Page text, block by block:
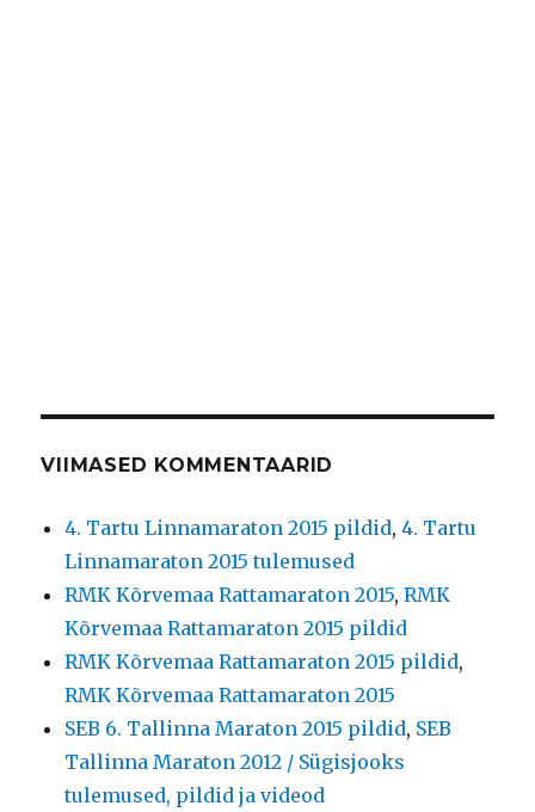
VIIMASED KOMMENTAARID
4. Tartu Linnamaraton 2015 pildid,4. Tartu
Linnamaraton 2015 tulemused
RMK Kõrvemaa Rattamaraton 2015,RMK
Kõrvemaa Rattamaraton 2015 pildid
RMK Kõrvemaa Rattamaraton 2015 pildid,
RMK Kõrvemaa Rattamaraton 2015
SEB 6. Tallinna Maraton 2015 pildid, SEB
Tallinna Maraton 2012 / Sügisjooks
tulemused, pildid ja videod